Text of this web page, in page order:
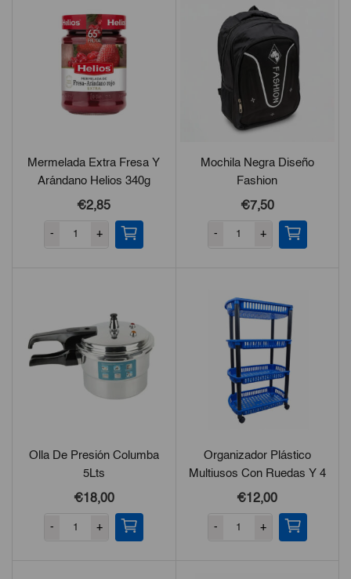
Mermelada Extra Fresa Y
Arándano Helios 340g
€2,85
- +
Mochila Negra Diseño
Fashion
€7,50
- +
Olla De Presión Columba
5Lts
€18,00
- +
Organizador Plástico
Multiusos Con Ruedas Y 4
Niveles
€12,00
- +